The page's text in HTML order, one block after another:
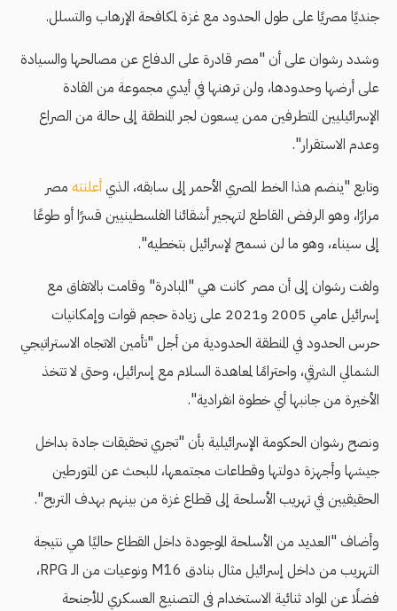
جنديًا مصريًا على طول الحدود مع غزة لمكافحة الإرهاب والتسلل.
وشدد رشوان على أن "مصر قادرة على الدفاع عن مصالحها والسيادة
على أرضها وحدودها، ولن ترهنها في أيدي مجموعة من القادة
الإسرائيليين المتطرفين ممن يسعون لجر المنطقة إلى حالة من الصراع
وعدم الاستقرار".
وتابع "ينضم هذا الخط المصري الأحمر إلى سابقه، الذيأعلنته مصر
مرارًا، وهو الرفض القاطع لتهجير أشقائنا الفلسطينيين قسرًا أو طوعًا
إلى سيناء، وهو ما لن نسمح لإسرائيل بتخطيه".
ولفت رشوان إلى أن مصر كانت هي "المبادرة" وقامت بالاتفاق مع
إسرائيل عامي 2005 و2021 على زيادة حجم قوات وإمكانيات
حرس الحدود في المنطقة الحدودية من أجل "تأمين الاتجاه الاستراتيجي
الشمالي الشرقي، واحترامًا لمعاهدة السلام مع إسرائيل، وحتى لا تتخذ
الأخيرة من جانبها أي خطوة انفرادية".
ونصح رشوان الحكومة الإسرائيلية بأن "تجري تحقيقات جادة بداخل
جيشها وأجهزة دولتها وقطاعات مجتمعها، للبحث عن المتورطين
الحقيقيين في تهريب الأسلحة إلى قطاع غزة من بينهم بهدف التربح".
وأضاف "العديد من الأسلحة الموجودة داخل القطاع حاليًا هي نتيجة
التهريب من داخل إسرائيل مثال بنادق M16 ونوعيات من الـ RPG،
فضلًا عن المواد ثنائية الاستخدام فى التصنيع العسكري للأجنحة